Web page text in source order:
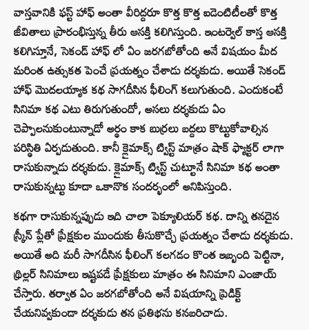
వాస్తవానికి ఫస్ట్ హాఫ్ అంతా వీరిద్దరూ కొత్త కొత్త ఐడెంటిటీలతో కొత్త
జీవితాలు ప్రారంభిస్తున్న తీరు ఆసక్తి కలిగిస్తుంది. ఇంటర్వెల్ కాస్త ఆసక్తి
కలిగిస్తూనే, సెకండ్ హాఫ్ లో ఏం జరగబోతోంది అనే విషయం మీద
మరింత ఉత్సుకత పెంచే ప్రయత్నం చేశాడు దర్శకుడు. అయితే సెకండ్
హాఫ్ మొదలయ్యాక కథ సాగదీసిన ఫీలింగ్ కలుగుతుంది. ఎందుకంటే
సినిమా కథ ఎటు తిరుగుతుందో, అసలు దర్శకుడు ఏం
చెప్పాలనుకుంటున్నాడో అర్థం కాక బుర్రలు బద్దలు కొట్టుకోవాల్సిన
పరిస్థితి ఏర్పడుతుంది. కానీ క్లైమాక్స్ ట్విస్ట్ మాత్రం షాక్ ఫ్యాక్టర్ లాగా
రాసుకున్నాడు దర్శకుడు. క్లైమాక్స్ ట్విస్ట్ చుట్టూనే సినిమా కథ అంతా
రాసుకున్నట్టు కూడా ఒకానొక సందర్భంలో అనిపిస్తుంది.
కథగా రాసుకున్నప్పుడు ఇది చాలా పెక్యూలియర్ కథ. దాన్ని తనదైన
స్క్రీన్ ప్లేతో ప్రేక్షకుల ముందుకు తీసుకొచ్చే ప్రయత్నం చేశాడు దర్శకుడు.
అయితే అది మరీ సాగదీసిన ఫీలింగ్ కలగడం కొంత ఇబ్బంది పెట్టినా,
థ్రిల్లర్ సినిమాలు ఇష్టపడే ప్రేక్షకులు మాత్రం ఈ సినిమాని ఎంజాయ్
చేస్తారు. తర్వాత ఏం జరగబోతోంది అనే విషయాన్ని ప్రెడిక్ట్
చేయనివ్వకుండా దర్శకుడు తన ప్రతిభను కనబరిచాడు.